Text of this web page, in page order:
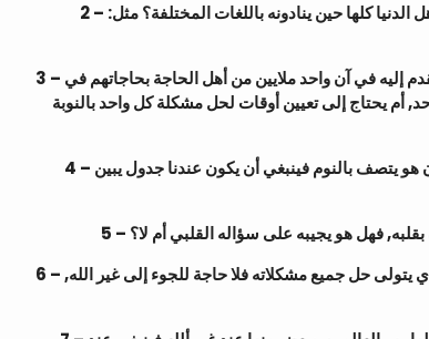
2 – ولو فرضنا أنه يسمع بهذه المسافة البعيدة فهناك سؤال آخر هل هو يفهم لغات أهل الدنيا كلها حين ينادونه باللغات المختلفة؟ مثل:
3 – ولو أجبتم بالإثبات بأنه يفهم لغات أهل الدنيا كلها فينشأ منه سؤال آخر وهو: إن تقدم إليه في آن واحد ملايين من أهل الحاجة بحاجاتهم في
أم يحتاج إلى تعيين أوقات لحل مشكلة كل واحد بالنوبة
4 – هل هذا الشخص الذي يطلبون منه حاجاتهم ينام أم لا تأخذه سنة ولا نوم؟ وإن كان هو يتصف بالنوم فينبغي أن يكون عندنا جدول يبين
فهل هو يجيبه على سؤاله القلبي أم لا؟
6 – الإنسان من المهد إلى اللحد يتعرض لمشاكل صغيرة وكبيرة،فإن كان الله هو الذي يتولى حل جميع مشكلاته فلا حاجة للجوء إلى غير الله,